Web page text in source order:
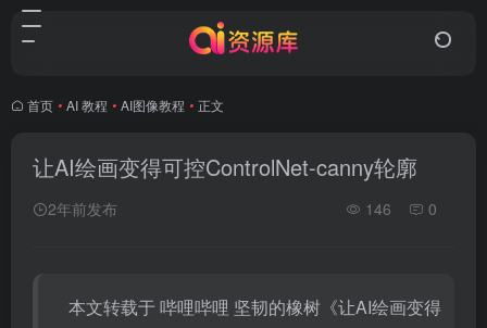
首页 • AI 教程 • AI图像教程 • 正文
让AI绘画变得可控ControlNet-canny轮廓
2年前发布 146 0
本文转载于 哔哩哔哩 坚韧的橡树 《让AI绘画变得